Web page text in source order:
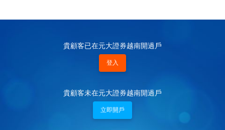
貴顧客已在元大證券越南開過戶
登入
貴顧客未在元大證券越南開過戶
立即開戶